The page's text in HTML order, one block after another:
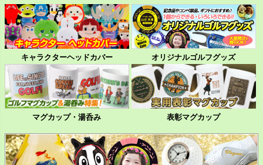
キャラクターヘッドカバー オリジナルゴルフグッズ
マグカップ・湯呑み 表彰マグカップ